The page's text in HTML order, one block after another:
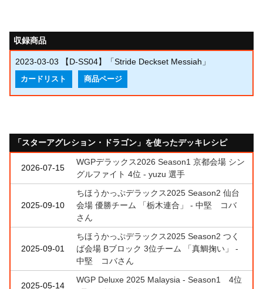
収録商品
2023-03-03 【D-SS04】「Stride Deckset Messiah」
カードリスト 商品ページ
「スターアグレション・ドラゴン」を使ったデッキレシピ
2026-07-15
WGPデラックス2026 Season1 京都会場 シン
グルファイト 4位 - yuzu 選手
2025-09-10
ちほうかっぷデラックス2025 Season2 仙台
会場 優勝チーム 「栃木連合」 - 中堅 コバ
さん
2025-09-01
ちほうかっぷデラックス2025 Season2 つく
ば会場 Bブロック 3位チーム 「真鯛掬い」 -
中堅 コバさん
2025-05-14
WGP Deluxe 2025 Malaysia - Season1 4位